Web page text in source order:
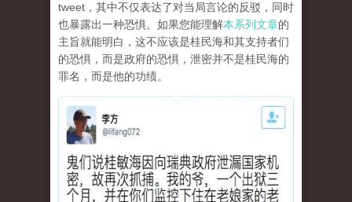
tweet，其中不仅表达了对当局言论的反驳，同时
也暴露出一种恐惧。如果您能理解本系列文章的
主旨就能明白，这不应该是桂民海和其支持者们
的恐惧，而是政府的恐惧，泄密并不是桂民海的
罪名，而是他的功绩。